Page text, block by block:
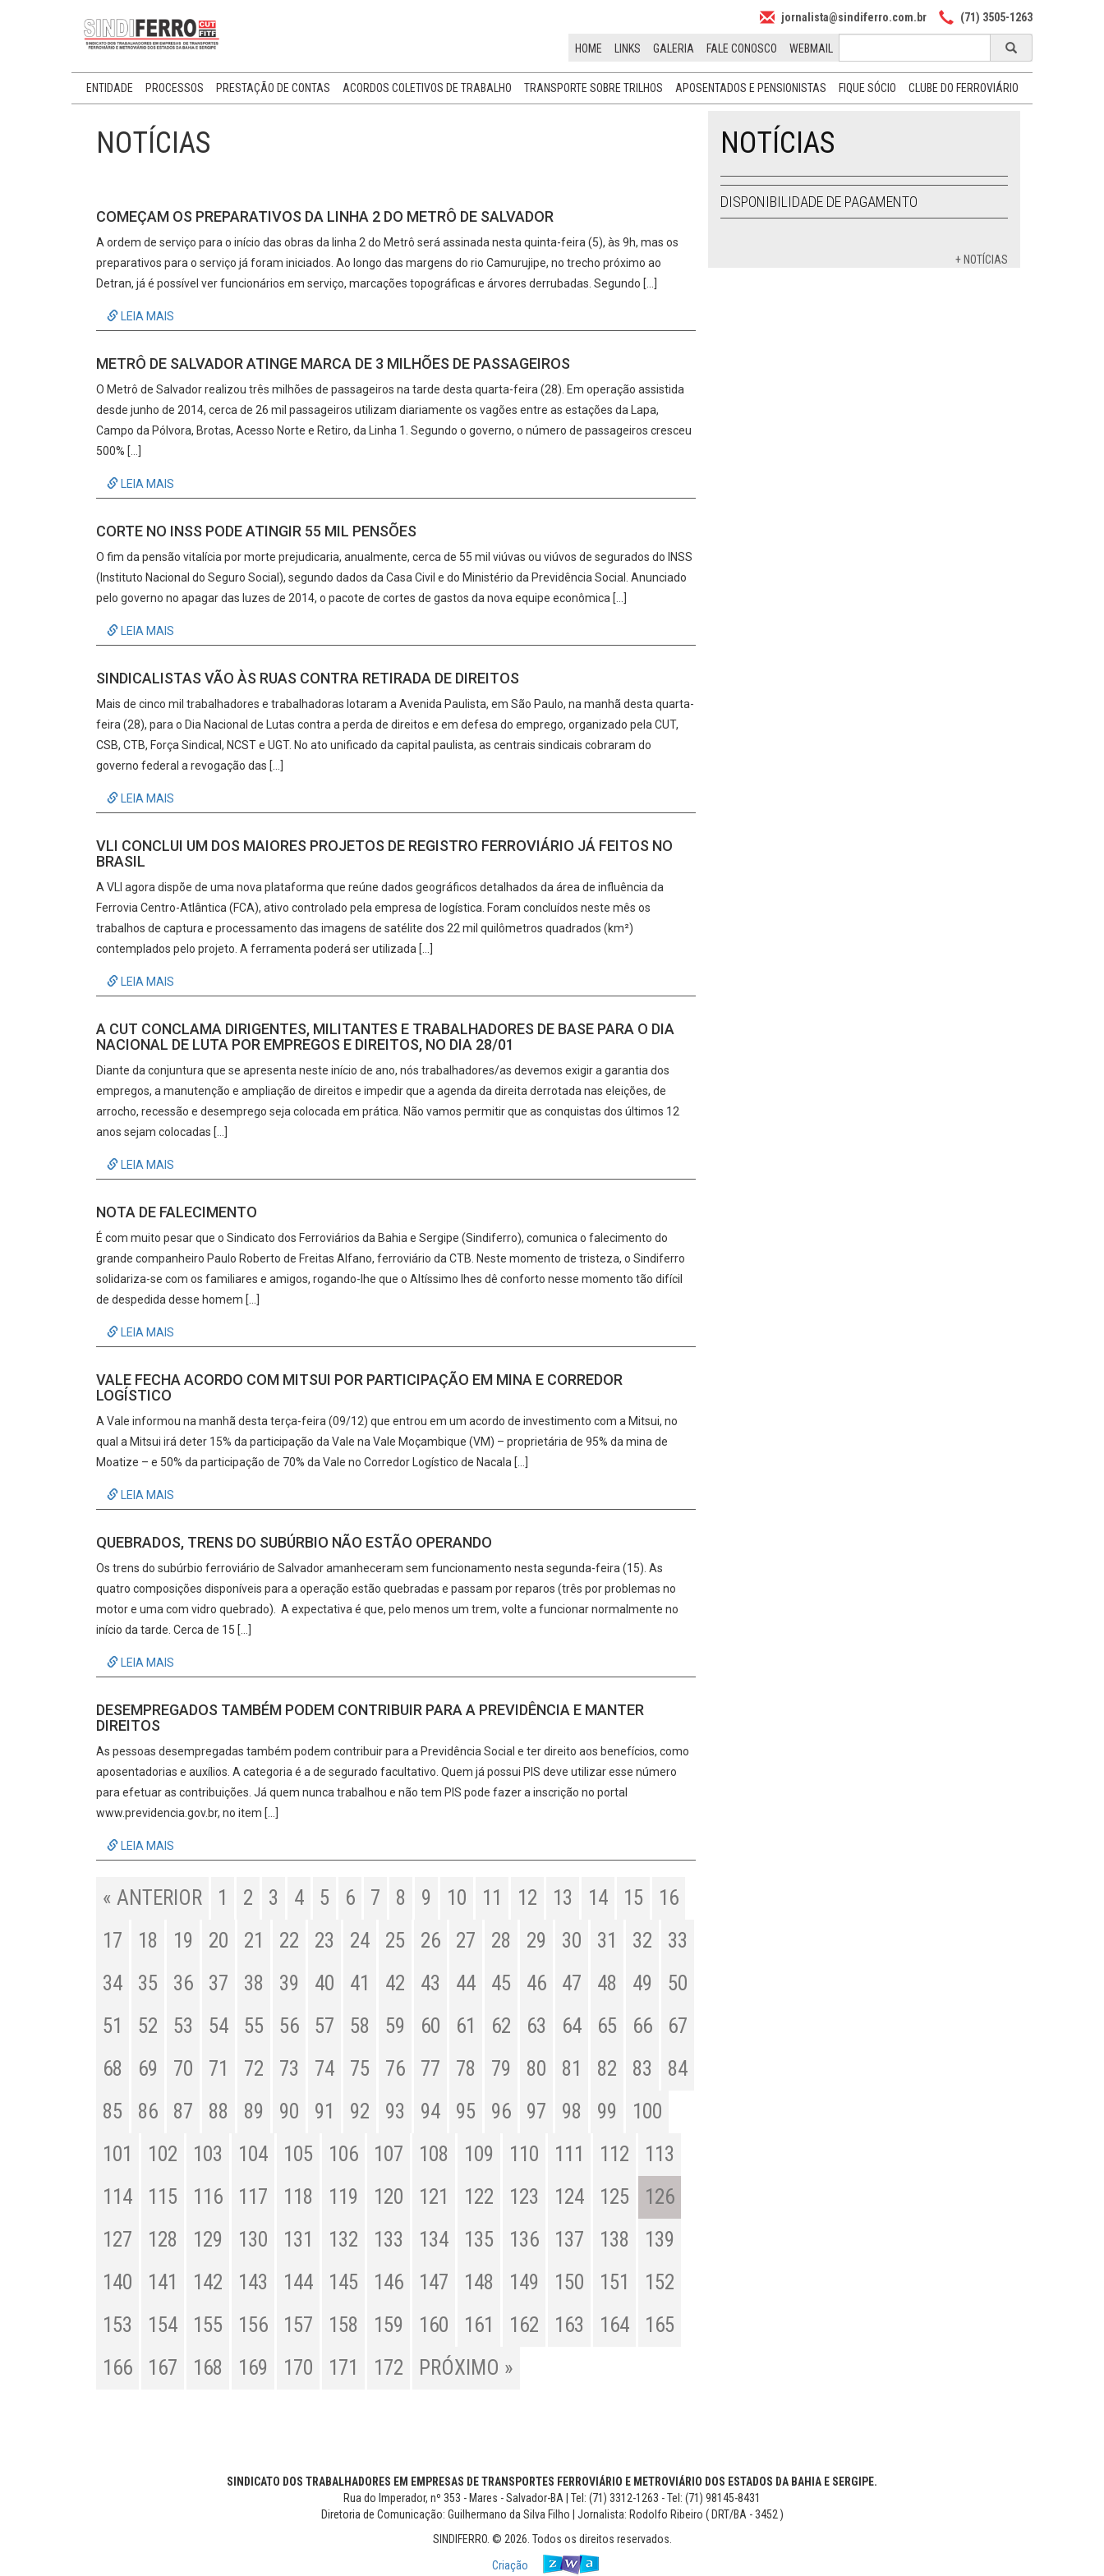
jornalista@sindiferro.com.br (71) 3505-1263
HOME LINKS GALERIA FALE CONOSCO WEBMAIL
ENTIDADE PROCESSOS PRESTAÇÃO DE CONTAS ACORDOS COLETIVOS DE TRABALHO TRANSPORTE SOBRE TRILHOS APOSENTADOS E PENSIONISTAS FIQUE SÓCIO CLUBE DO FERROVIÁRIO
NOTÍCIAS
COMEÇAM OS PREPARATIVOS DA LINHA 2 DO METRÔ DE SALVADOR
A ordem de serviço para o início das obras da linha 2 do Metrô será assinada nesta quinta-feira (5), às 9h, mas os
preparativos para o serviço já foram iniciados. Ao longo das margens do rio Camurujipe, no trecho próximo ao
Detran, já é possível ver funcionários em serviço, marcações topográficas e árvores derrubadas. Segundo […]
LEIA MAIS
METRÔ DE SALVADOR ATINGE MARCA DE 3 MILHÕES DE PASSAGEIROS
O Metrô de Salvador realizou três milhões de passageiros na tarde desta quarta-feira (28). Em operação assistida
desde junho de 2014, cerca de 26 mil passageiros utilizam diariamente os vagões entre as estações da Lapa,
Campo da Pólvora, Brotas, Acesso Norte e Retiro, da Linha 1. Segundo o governo, o número de passageiros cresceu
500% […]
LEIA MAIS
CORTE NO INSS PODE ATINGIR 55 MIL PENSÕES
O fim da pensão vitalícia por morte prejudicaria, anualmente, cerca de 55 mil viúvas ou viúvos de segurados do INSS
(Instituto Nacional do Seguro Social), segundo dados da Casa Civil e do Ministério da Previdência Social. Anunciado
pelo governo no apagar das luzes de 2014, o pacote de cortes de gastos da nova equipe econômica […]
LEIA MAIS
SINDICALISTAS VÃO ÀS RUAS CONTRA RETIRADA DE DIREITOS
Mais de cinco mil trabalhadores e trabalhadoras lotaram a Avenida Paulista, em São Paulo, na manhã desta quarta-
feira (28), para o Dia Nacional de Lutas contra a perda de direitos e em defesa do emprego, organizado pela CUT,
CSB, CTB, Força Sindical, NCST e UGT. No ato unificado da capital paulista, as centrais sindicais cobraram do
governo federal a revogação das […]
LEIA MAIS
VLI CONCLUI UM DOS MAIORES PROJETOS DE REGISTRO FERROVIÁRIO JÁ FEITOS NO
BRASIL
A VLI agora dispõe de uma nova plataforma que reúne dados geográficos detalhados da área de influência da
Ferrovia Centro-Atlântica (FCA), ativo controlado pela empresa de logística. Foram concluídos neste mês os
trabalhos de captura e processamento das imagens de satélite dos 22 mil quilômetros quadrados (km²)
contemplados pelo projeto. A ferramenta poderá ser utilizada […]
LEIA MAIS
A CUT CONCLAMA DIRIGENTES, MILITANTES E TRABALHADORES DE BASE PARA O DIA
NACIONAL DE LUTA POR EMPREGOS E DIREITOS, NO DIA 28/01
Diante da conjuntura que se apresenta neste início de ano, nós trabalhadores/as devemos exigir a garantia dos
empregos, a manutenção e ampliação de direitos e impedir que a agenda da direita derrotada nas eleições, de
arrocho, recessão e desemprego seja colocada em prática. Não vamos permitir que as conquistas dos últimos 12
anos sejam colocadas […]
LEIA MAIS
NOTA DE FALECIMENTO
É com muito pesar que o Sindicato dos Ferroviários da Bahia e Sergipe (Sindiferro), comunica o falecimento do
grande companheiro Paulo Roberto de Freitas Alfano, ferroviário da CTB. Neste momento de tristeza, o Sindiferro
solidariza-se com os familiares e amigos, rogando-lhe que o Altíssimo lhes dê conforto nesse momento tão difícil
de despedida desse homem […]
LEIA MAIS
VALE FECHA ACORDO COM MITSUI POR PARTICIPAÇÃO EM MINA E CORREDOR
LOGÍSTICO
A Vale informou na manhã desta terça-feira (09/12) que entrou em um acordo de investimento com a Mitsui, no
qual a Mitsui irá deter 15% da participação da Vale na Vale Moçambique (VM) – proprietária de 95% da mina de
Moatize – e 50% da participação de 70% da Vale no Corredor Logístico de Nacala […]
LEIA MAIS
QUEBRADOS, TRENS DO SUBÚRBIO NÃO ESTÃO OPERANDO
Os trens do subúrbio ferroviário de Salvador amanheceram sem funcionamento nesta segunda-feira (15). As
quatro composições disponíveis para a operação estão quebradas e passam por reparos (três por problemas no
motor e uma com vidro quebrado). A expectativa é que, pelo menos um trem, volte a funcionar normalmente no
início da tarde. Cerca de 15 […]
LEIA MAIS
DESEMPREGADOS TAMBÉM PODEM CONTRIBUIR PARA A PREVIDÊNCIA E MANTER
DIREITOS
As pessoas desempregadas também podem contribuir para a Previdência Social e ter direito aos benefícios, como
aposentadorias e auxílios. A categoria é a de segurado facultativo. Quem já possui PIS deve utilizar esse número
para efetuar as contribuições. Já quem nunca trabalhou e não tem PIS pode fazer a inscrição no portal
www.previdencia.gov.br, no item […]
LEIA MAIS
« ANTERIOR 1 2 3 4 5 6 7 8 9 10 11 12 13 14 15
16
17
18 19 20 21 22 23 24 25 26 27 28 29 30 31 32
33
34
35 36 37 38 39 40 41 42 43 44 45 46 47 48 49
50
51
52 53 54 55 56 57 58 59 60 61 62 63 64 65 66
67
68
69 70 71 72 73 74 75 76 77 78 79 80 81 82 83
84
85
86 87 88 89 90 91 92 93 94 95 96 97 98 99
100
101
102 103 104 105 106 107 108 109 110 111 112
113
114
115 116 117 118 119 120 121 122 123 124 125
126
127
128 129 130 131 132 133 134 135 136 137 138
139
140
141 142 143 144 145 146 147 148 149 150 151
152
153
154 155 156 157 158 159 160 161 162 163 164
165
166
167 168 169 170 171 172 PRÓXIMO »
NOTÍCIAS
DISPONIBILIDADE DE PAGAMENTO
+ NOTÍCIAS
SINDICATO DOS TRABALHADORES EM EMPRESAS DE TRANSPORTES FERROVIÁRIO E METROVIÁRIO DOS ESTADOS DA BAHIA E SERGIPE.
Rua do Imperador, nº 353 - Mares - Salvador-BA | Tel: (71) 3312-1263 - Tel: (71) 98145-8431
Diretoria de Comunicação: Guilhermano da Silva Filho | Jornalista: Rodolfo Ribeiro ( DRT/BA - 3452 )
SINDIFERRO. © 2026. Todos os direitos reservados.
Criação